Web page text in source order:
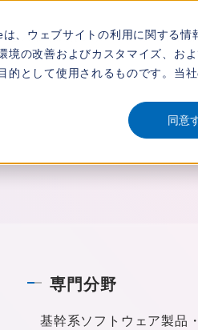
、ウェブサイトの利用に関する情
の改善およびカスタマイズ、お
的として使用されるものです。当
同意
ビス市場調査レポートレポートを
専門分野
基幹系ソフトウェア製品